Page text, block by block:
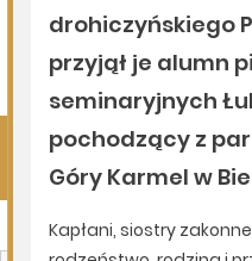
Szczęśliwy finał
Kliknij, by
Na sygnale